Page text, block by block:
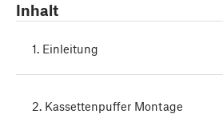
Inhalt
1. Einleitung
2. Kassettenpuffer Montage